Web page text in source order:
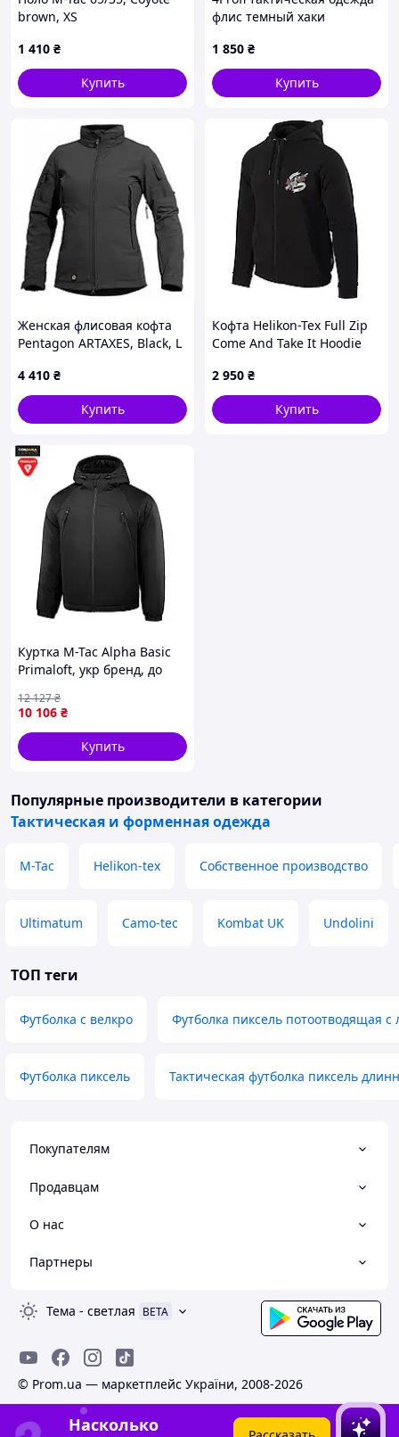
brown, XS
1 410 ₴
Купить
флис темный хаки
1 850 ₴
Купить
Женская флисовая кофта
Pentagon ARTAXES, Black, L
4 410 ₴
Купить
Кофта Helikon-Tex Full Zip
Come And Take It Hoodie
2 950 ₴
Купить
Куртка M-Tac Alpha Basic
Primaloft, укр бренд, до
водоотталкивающий,
утеплитель Primaloft,
Cordura 300D
10 106 ₴
12 127₴
Купить
Популярные производители в категории
Тактическая и форменная одежда
M-Tac Helikon-tex Собственное производство
Ultimatum Camo-tec Kombat UK Undolini
ТОП теги
Футболка с велкро Футболка пиксель потоотводящая с
Футболка пиксель Тактическая футболка пиксель
Покупателям
Продавцам
О нас
Партнеры
Тема - светлая BETA
© Prom.ua — маркетплейс України, 2008-2026
Насколько